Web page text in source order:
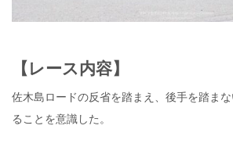
【レース内容】
佐木島ロードの反省を踏まえ、後手を踏ま
ることを意識した。